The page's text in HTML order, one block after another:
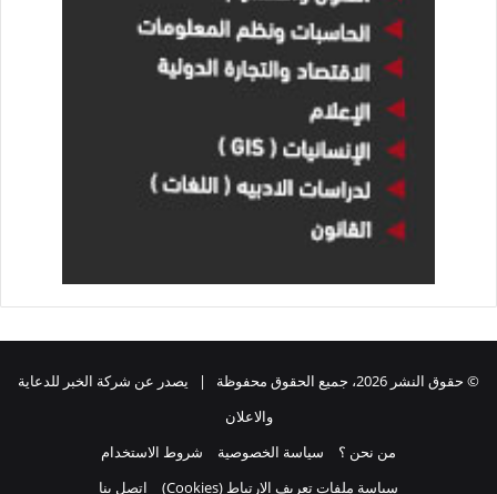
© حقوق النشر 2026، جميع الحقوق محفوظة | يصدر عن شركة الخبر للدعاية
والاعلان
من نحن ؟
سياسة الخصوصية
شروط الاستخدام
سياسة ملفات تعريف الارتباط (Cookies)
اتصل بنا